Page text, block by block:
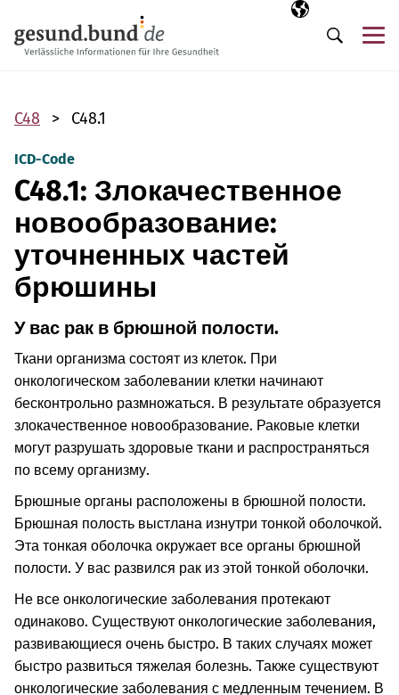
Выбранный
RU
Поиск
C48 C48.1
ICD-Code
C48.1: Злокачественное
новообразование:
уточненных частей
брюшины
У вас рак в брюшной полости.
Ткани организма состоят из клеток. При
онкологическом заболевании клетки начинают
бесконтрольно размножаться. В результате образуется
злокачественное новообразование. Раковые клетки
могут разрушать здоровые ткани и распространяться
по всему организму.
Брюшные органы расположены в брюшной полости.
Брюшная полость выстлана изнутри тонкой оболочкой.
Эта тонкая оболочка окружает все органы брюшной
полости. У вас развился рак из этой тонкой оболочки.
Не все онкологические заболевания протекают
одинаково. Существуют онкологические заболевания,
развивающиеся очень быстро. В таких случаях может
быстро развиться тяжелая болезнь. Также существуют
онкологические заболевания с медленным течением. В